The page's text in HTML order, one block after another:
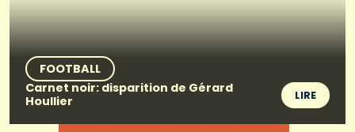
FOOTBALL
Carnet noir: disparition de Gérard
Houllier
LIRE